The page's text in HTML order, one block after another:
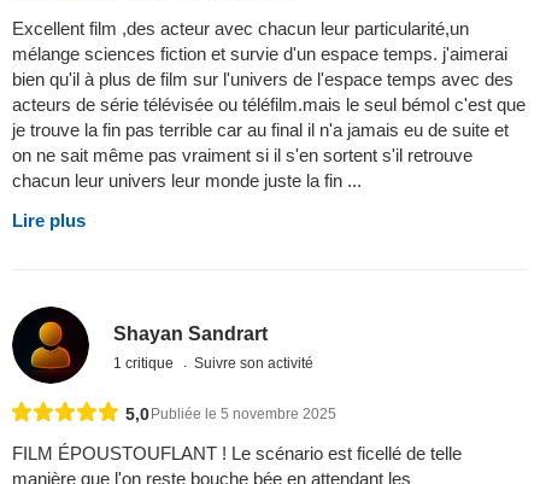
Excellent film ,des acteur avec chacun leur particularité,un
mélange sciences fiction et survie d'un espace temps. j'aimerai
bien qu'il à plus de film sur l'univers de l'espace temps avec des
acteurs de série télévisée ou téléfilm.mais le seul bémol c'est que
je trouve la fin pas terrible car au final il n'a jamais eu de suite et
on ne sait même pas vraiment si il s'en sortent s'il retrouve
chacun leur univers leur monde juste la fin ...
Lire plus
Shayan Sandrart
1 critique Suivre son activité
5,0 Publiée le 5 novembre 2025
FILM ÉPOUSTOUFLANT ! Le scénario est ficellé de telle
manière que l'on reste bouche bée en attendant les